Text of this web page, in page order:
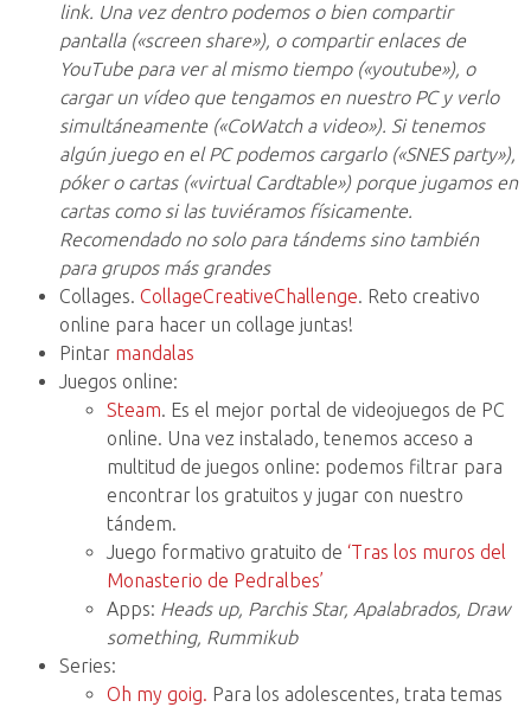
link. Una vez dentro podemos o bien compartir
pantalla («screen share»), o compartir enlaces de
YouTube para ver al mismo tiempo («youtube»), o
cargar un vídeo que tengamos en nuestro PC y verlo
simultáneamente («CoWatch a video»). Si tenemos
algún juego en el PC podemos cargarlo («SNES party»),
póker o cartas («virtual Cardtable») porque jugamos en
cartas como si las tuviéramos físicamente.
Recomendado no solo para tándems sino también
para grupos más grandes
Collages. CollageCreativeChallenge. Reto creativo
online para hacer un collage juntas!
Pintar mandalas
Juegos online:
Steam. Es el mejor portal de videojuegos de PC
online. Una vez instalado, tenemos acceso a
multitud de juegos online: podemos filtrar para
encontrar los gratuitos y jugar con nuestro
tándem.
Juego formativo gratuito de ‘Tras los muros del
Monasterio de Pedralbes’
Apps: Heads up, Parchis Star, Apalabrados, Draw
something, Rummikub
Series:
Oh my goig. Para los adolescentes, trata temas